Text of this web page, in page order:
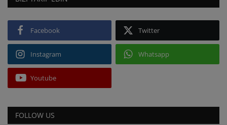
Facebook Twitter
Instagram Whatsapp
Youtube
FOLLOW US